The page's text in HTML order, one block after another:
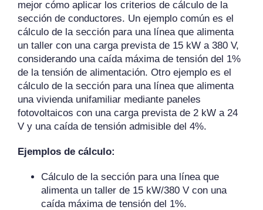
mejor cómo aplicar los criterios de cálculo de la
sección de conductores. Un ejemplo común es el
cálculo de la sección para una línea que alimenta
un taller con una carga prevista de 15 kW a 380 V,
considerando una caída máxima de tensión del 1%
de la tensión de alimentación. Otro ejemplo es el
cálculo de la sección para una línea que alimenta
una vivienda unifamiliar mediante paneles
fotovoltaicos con una carga prevista de 2 kW a 24
V y una caída de tensión admisible del 4%.
Ejemplos de cálculo:
Cálculo de la sección para una línea que
alimenta un taller de 15 kW/380 V con una
caída máxima de tensión del 1%.